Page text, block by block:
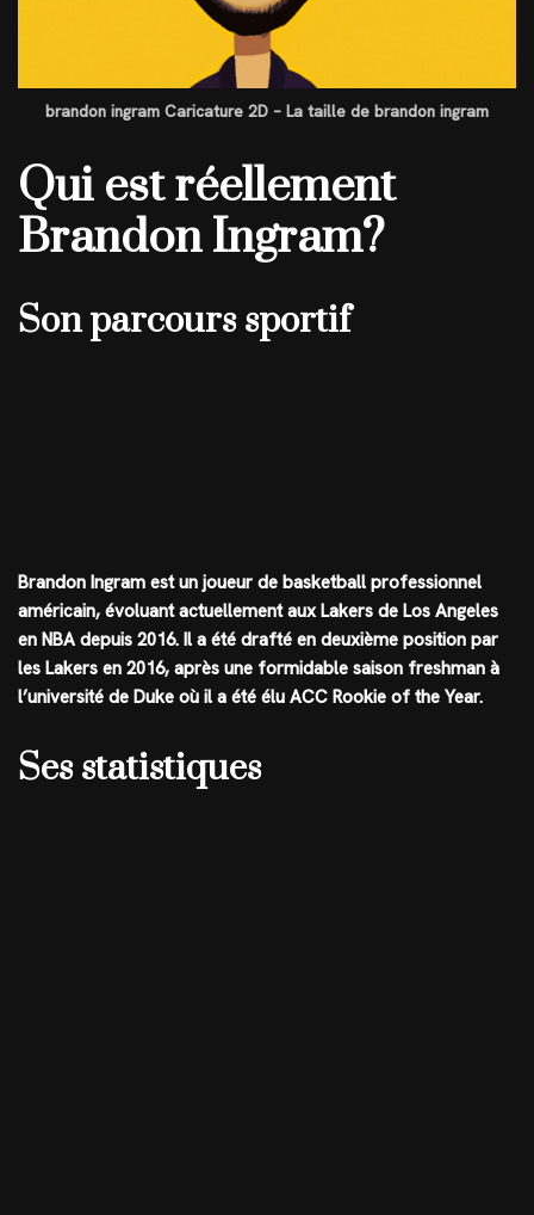
brandon ingram Caricature 2D – La taille de brandon ingram
Qui est réellement
Brandon Ingram?
Son parcours sportif
Brandon Ingram est un joueur de basketball professionnel
américain, évoluant actuellement aux Lakers de Los Angeles
en NBA depuis 2016. Il a été drafté en deuxième position par
les Lakers en 2016, après une formidable saison freshman à
l’université de Duke où il a été élu ACC Rookie of the Year.
Ses statistiques